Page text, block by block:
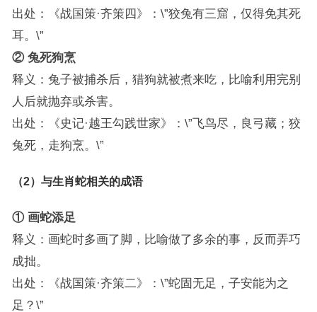
出处：《战国策·齐策四》：\”狡兔有三窟，仅得免其死
耳。\”
② 兔死狗烹
释义：兔子被捕杀后，猎狗就被煮来吃，比喻利用完别
人后就抛弃或杀害。
出处：《史记·越王勾践世家》：\”飞鸟尽，良弓藏；狡
兔死，走狗烹。\”
（2）与生肖蛇相关的成语
① 画蛇添足
释义：画蛇时多画了脚，比喻做了多余的事，反而弄巧
成拙。
出处：《战国策·齐策二》：\”蛇固无足，子安能为之
足？\”